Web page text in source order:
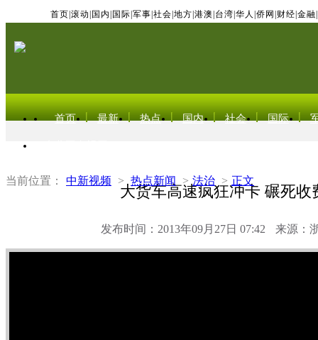
首页 滚动 国内 国际 军事 社会 地方 港澳 台湾 华人 侨网 财经 金融
首页 最新 热点 国内 社会 国际
当前位置： 中新视频 > 热点新闻 > 法治 > 正文
大货车高速疯狂冲卡 碾死收
发布时间：2013年09月27日 07:42 来源：